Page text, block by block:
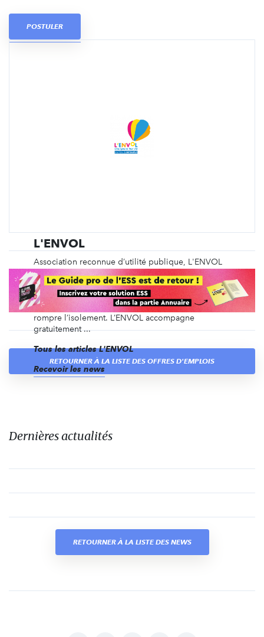
POSTULER
L'ENVOL
Association reconnue d’utilité publique, L'ENVOL
organise des programmes adaptés aux enfants et
jeunes malades et à leur famille. Depuis 1997, elle
leur permet de trouver force et confiance en eux
pour vivre mieux pendant ou après la maladie et de
rompre l’isolement. L’ENVOL accompagne
gratuitement ...
Tous les articles L'ENVOL
Recevoir les news
RETOURNER À LA LISTE DES OFFRES D'EMPLOIS
Dernières actualités
RETOURNER À LA LISTE DES NEWS